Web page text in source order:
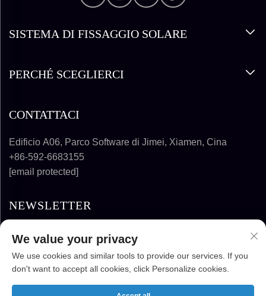
SISTEMA DI FISSAGGIO SOLARE
PERCHÉ SCEGLIERCI
CONTATTACI
Edificio A06, Parco Software di Jimei, Xiamen, Cina
+86-592-6683155
[email protected]
NEWSLETTER
SUPER SOLAR ENERGY TECHNOLOGY CO.,
We value your privacy
We use cookies and similar tools to provide our services. If you
don't want to accept all cookies, click Personalize cookies.